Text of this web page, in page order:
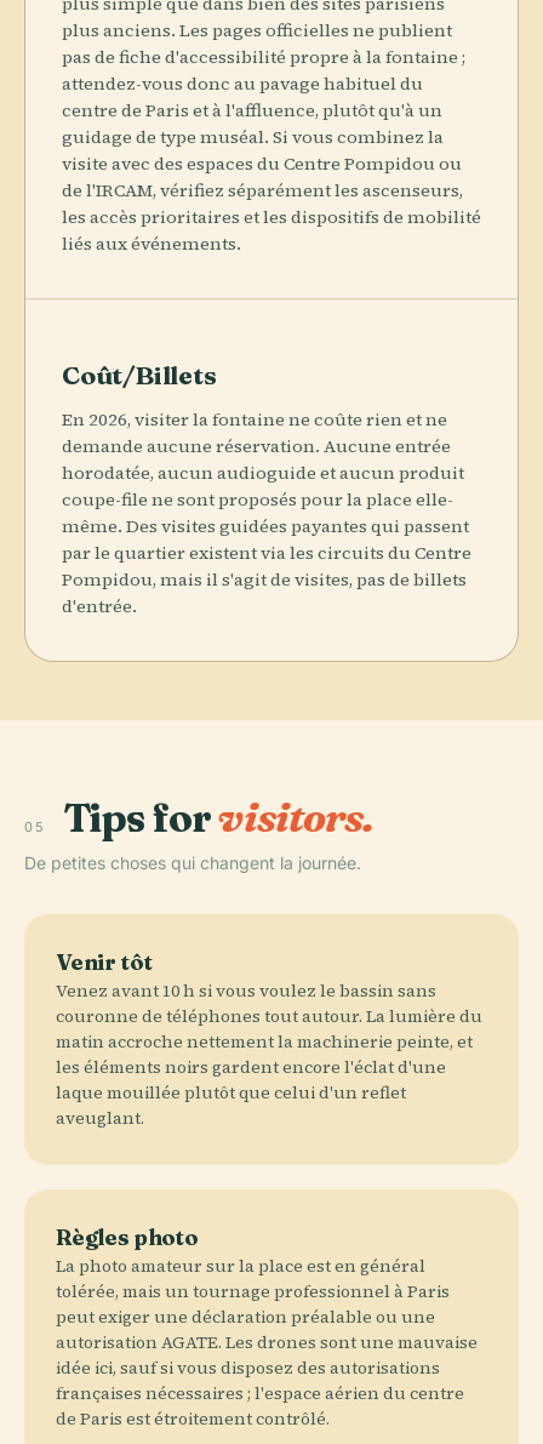
plus anciens. Les pages officielles ne publient
pas de fiche d'accessibilité propre à la fontaine ;
attendez-vous donc au pavage habituel du
centre de Paris et à l'affluence, plutôt qu'à un
guidage de type muséal. Si vous combinez la
visite avec des espaces du Centre Pompidou ou
de l'IRCAM, vérifiez séparément les ascenseurs,
les accès prioritaires et les dispositifs de mobilité
liés aux événements.
Coût/Billets
En 2026, visiter la fontaine ne coûte rien et ne
demande aucune réservation. Aucune entrée
horodatée, aucun audioguide et aucun produit
coupe-file ne sont proposés pour la place elle-
même. Des visites guidées payantes qui passent
par le quartier existent via les circuits du Centre
Pompidou, mais il s'agit de visites, pas de billets
d'entrée.
05 Tips forvisitors.
De petites choses qui changent la journée.
Venir tôt
Venez avant 10 h si vous voulez le bassin sans
couronne de téléphones tout autour. La lumière du
matin accroche nettement la machinerie peinte, et
les éléments noirs gardent encore l'éclat d'une
laque mouillée plutôt que celui d'un reflet
aveuglant.
Règles photo
La photo amateur sur la place est en général
tolérée, mais un tournage professionnel à Paris
peut exiger une déclaration préalable ou une
autorisation AGATE. Les drones sont une mauvaise
idée ici, sauf si vous disposez des autorisations
françaises nécessaires ; l'espace aérien du centre
de Paris est étroitement contrôlé.